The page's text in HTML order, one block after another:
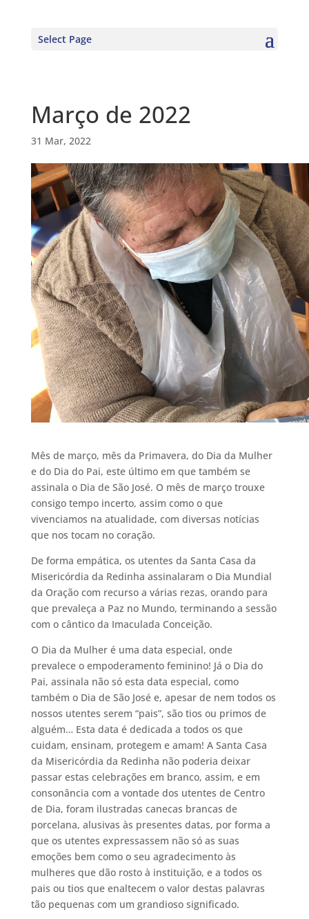
Select Page
Março de 2022
31 Mar, 2022
Mês de março, mês da Primavera, do Dia da Mulher
e do Dia do Pai, este último em que também se
assinala o Dia de São José. O mês de março trouxe
consigo tempo incerto, assim como o que
vivenciamos na atualidade, com diversas notícias
que nos tocam no coração.
De forma empática, os utentes da Santa Casa da
Misericórdia da Redinha assinalaram o Dia Mundial
da Oração com recurso a várias rezas, orando para
que prevaleça a Paz no Mundo, terminando a sessão
com o cântico da Imaculada Conceição.
O Dia da Mulher é uma data especial, onde
prevalece o empoderamento feminino! Já o Dia do
Pai, assinala não só esta data especial, como
também o Dia de São José e, apesar de nem todos os
nossos utentes serem “pais”, são tios ou primos de
alguém… Esta data é dedicada a todos os que
cuidam, ensinam, protegem e amam! A Santa Casa
da Misericórdia da Redinha não poderia deixar
passar estas celebrações em branco, assim, e em
consonância com a vontade dos utentes de Centro
de Dia, foram ilustradas canecas brancas de
porcelana, alusivas às presentes datas, por forma a
que os utentes expressassem não só as suas
emoções bem como o seu agradecimento às
mulheres que dão rosto à instituição, e a todos os
pais ou tios que enaltecem o valor destas palavras
tão pequenas com um grandioso significado.